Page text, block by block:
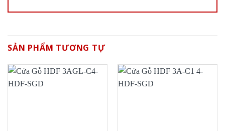
SẢN PHẨM TƯƠNG TỰ